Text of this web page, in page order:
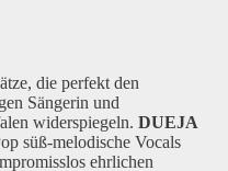
die perfekt den
Sängerin und
widerspiegeln. DUEJA
süß-melodische Vocals
ehrlichen